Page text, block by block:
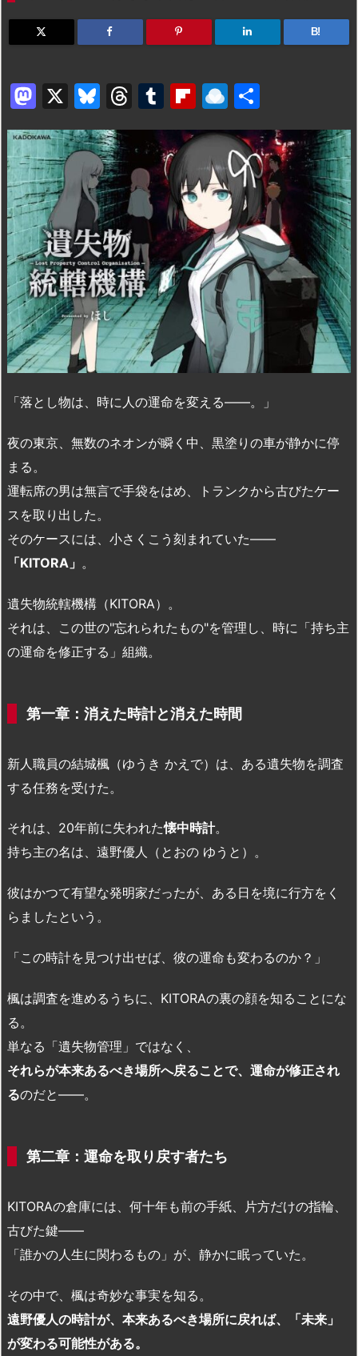
B!
M
a
st
o
d
o
n
X
Bl
u
e
s
k
y
T
hr
e
a
d
s
T
u
m
bl
r
Fl
ip
b
o
ar
d
R
ai
n
dr
o
p.
io
有
「落とし物は、時に人の運命を変える——。」
夜の東京、無数のネオンが瞬く中、黒塗りの車が静かに停
まる。
運転席の男は無言で手袋をはめ、トランクから古びたケー
スを取り出した。
そのケースには、小さくこう刻まれていた——
「KITORA」 。
遺失物統轄機構（KITORA）。
それは、この世の"忘れられたもの"を管理し、時に「持ち主
の運命を修正する」組織。
第一章：消えた時計と消えた時間
新人職員の結城楓（ゆうき かえで）は、ある遺失物を調査
する任務を受けた。
それは、20年前に失われた懐中時計。
持ち主の名は、遠野優人（とおの ゆうと）。
彼はかつて有望な発明家だったが、ある日を境に行方をく
らましたという。
「この時計を見つけ出せば、彼の運命も変わるのか？」
楓は調査を進めるうちに、KITORAの裏の顔を知ることにな
る。
単なる「遺失物管理」ではなく、
それらが本来あるべき場所へ戻ることで、運命が修正され
るのだと——。
第二章：運命を取り戻す者たち
KITORAの倉庫には、何十年も前の手紙、片方だけの指輪、
古びた鍵——
「誰かの人生に関わるもの」が、静かに眠っていた。
その中で、楓は奇妙な事実を知る。
遠野優人の時計が、本来あるべき場所に戻れば、「未来」
が変わる可能性がある。